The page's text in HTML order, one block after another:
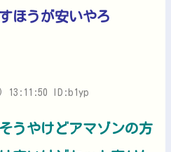
ほうが安いやろ
13:11:50 ID:b1yp
うやけどアマゾンの方